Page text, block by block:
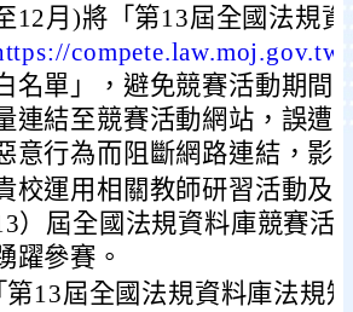
12月)將「第13屆全國法規
compete.law.moj.gov.tw
名單」，避免競賽活動期間
連結至競賽活動網站，誤遭
意行為而阻斷網路連結，影
校運用相關教師研習活動及
）屆全國法規資料庫競賽
躍參賽。
第13屆全國法規資料庫法規